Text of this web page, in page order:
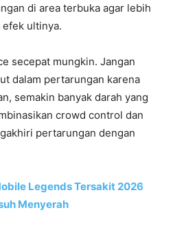
di area terbuka agar lebih
ultinya.
secepat mungkin. Jangan
dalam pertarungan karena
semakin banyak darah yang
crowd control dan
pertarungan dengan
Legends Tersakit 2026
Menyerah